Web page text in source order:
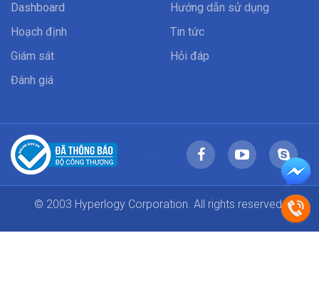
Dashboard
Hoạch định
Giám sát
Đánh giá
Hướng dẫn sử dụng
Tin tức
Hỏi đáp
© 2003 Hyperlogy Corporation. All rights reserved.